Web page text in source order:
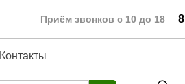
Приём звонков с 10 до 18 8
Контакты